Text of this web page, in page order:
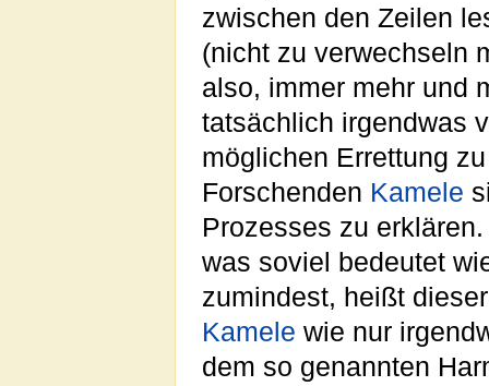
zwischen den Zeilen
(nicht zu verwechseln
also, immer mehr und
tatsächlich irgendwas
möglichen Errettung
Forschenden Kamele
Prozesses zu
was soviel bedeutet
zumindest, heißt
Kamele wie nur
dem so genannten